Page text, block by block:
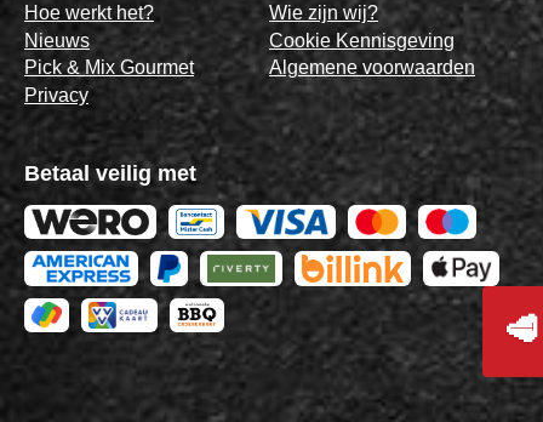
Hoe werkt het?
Nieuws
Pick & Mix Gourmet
Privacy
Wie zijn wij?
Cookie Kennisgeving
Algemene voorwaarden
Betaal veilig met
🥩